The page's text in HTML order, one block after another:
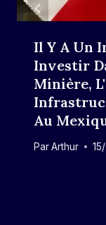
Il Y A Un
Investir
Minière,
Au
ParArthur